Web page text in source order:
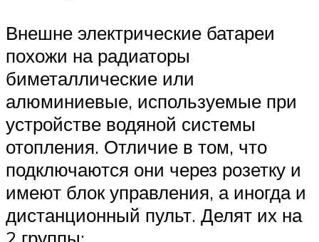
Внешне электрические батареи
похожи на радиаторы
биметаллические или
алюминиевые, используемые при
устройстве водяной системы
отопления. Отличие в том, что
подключаются они через розетку и
имеют блок управления, а иногда и
дистанционный пульт. Делят их на